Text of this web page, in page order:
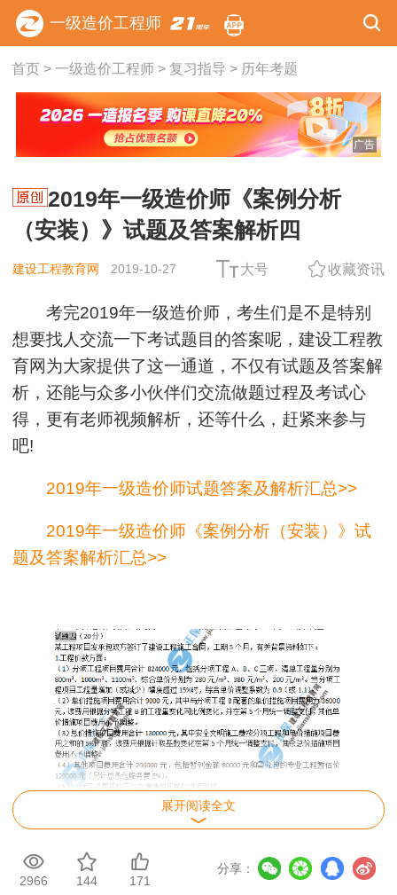
一级造价工程师
首页> 一级造价工程师> 复习指导 > 历年考题
广告
2019年一级造价师《案例分析
（安装）》试题及答案解析四
建设工程教育网 2019-10-27 大号 收藏资讯
考完2019年一级造价师，考生们是不是特别
想要找人交流一下考试题目的答案呢，建设工程教
育网为大家提供了这一通道，不仅有试题及答案解
析，还能与众多小伙伴们交流做题过程及考试心
得，更有老师视频解析，还等什么，赶紧来参与
吧!
2019年一级造价师试题答案及解析汇总>>
2019年一级造价师《案例分析（安装）》试
题及答案解析汇总>>
展开阅读全文
2966 144 171
分享：